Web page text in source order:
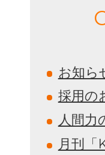
お知ら
採用の
人間力
月刊「